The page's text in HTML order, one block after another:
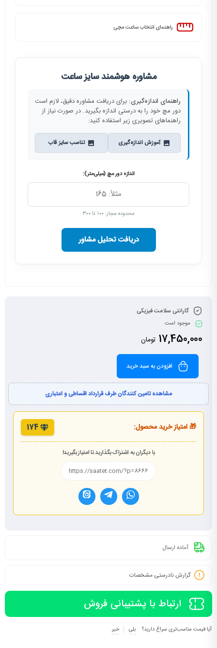
راهنمای انتخاب ساعت مچی
مشاوره هوشمند سایز ساعت
راهنمای اندازه‌گیری: برای دریافت مشاوره دقیق، لازم است
دور مچ خود را به درستی اندازه بگیرید. در صورت نیاز از
راهنماهای تصویری زیر استفاده کنید:
آموزش اندازه‌گیری تناسب سایز قاب
اندازه دور مچ (میلی‌متر):
محدوده مجاز: ۱۰۰ تا ۳۰۰
دریافت تحلیل مشاور
گارانتی سلامت فیزیکی
موجود است
17,450,000 تومان
افزودن به سبد خرید
مشاهده تامین کنندگان طرف قرارداد اقساطی و اعتباری
🎁 امتیاز خرید محصول: 174
با دیگران به اشتراک بگذارید تا امتیاز بگیرید!
آماده ارسال
گزارش نادرستی مشخصات
ارتباط با پشتیبانی فروش
آیا قیمت مناسب‌تری سراغ دارید؟ بلی خیر